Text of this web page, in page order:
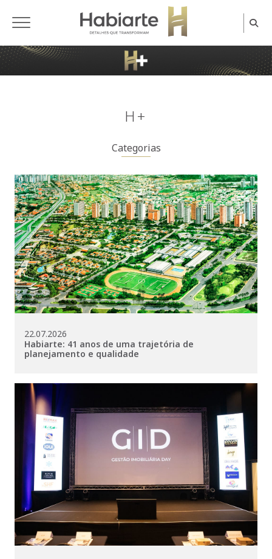
H+
Categorias
22.07.2026
Habiarte: 41 anos de uma trajetória de
planejamento e qualidade